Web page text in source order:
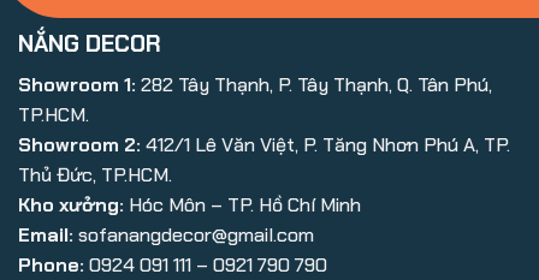
NẮNG DECOR
Showroom 1: 282 Tây Thạnh, P. Tây Thạnh, Q. Tân Phú,
TP.HCM.
Showroom 2: 412/1 Lê Văn Việt, P. Tăng Nhơn Phú A, TP.
Thủ Đức, TP.HCM.
Kho xưởng: Hóc Môn – TP. Hồ Chí Minh
Email: sofanangdecor@gmail.com
Phone: 0924 091 111 – 0921 790 790